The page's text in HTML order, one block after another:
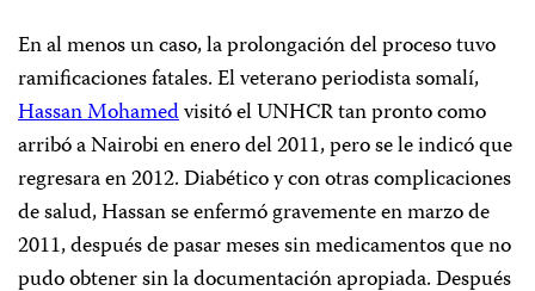
En al menos un caso, la prolongación del proceso tuvo
ramificaciones fatales. El veterano periodista somalí,
Hassan Mohamedvisitó el UNHCR tan pronto como
arribó a Nairobi en enero del 2011, pero se le indicó que
regresara en 2012. Diabético y con otras complicaciones
de salud, Hassan se enfermó gravemente en marzo de
2011, después de pasar meses sin medicamentos que no
pudo obtener sin la documentación apropiada. Después